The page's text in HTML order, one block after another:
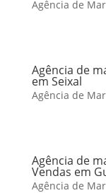
Agência de
Agência de
em Seixal
Agência de
Agência de
Vendas em
Agência de